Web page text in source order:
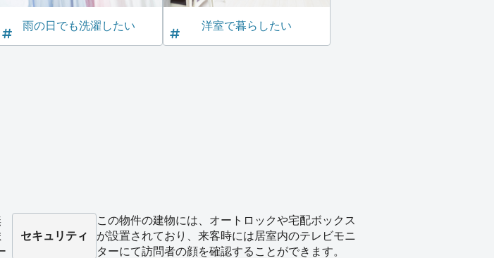
雨の日でも洗濯したい 洋室で暮らしたい
セキュリティ
この物件の建物には、オートロックや宅配ボックス
が設置されており、来客時には居室内のテレビモニ
ターにて訪問者の顔を確認することができます。